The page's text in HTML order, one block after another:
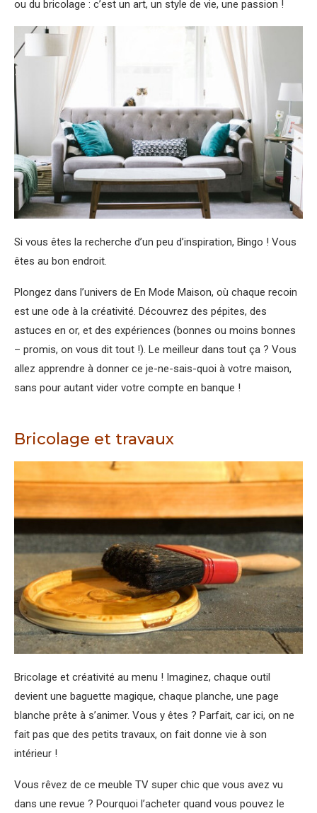
ou du bricolage : c’est un art, un style de vie, une passion !
Si vous êtes la recherche d’un peu d’inspiration, Bingo ! Vous
êtes au bon endroit.
Plongez dans l’univers de En Mode Maison, où chaque recoin
est une ode à la créativité. Découvrez des pépites, des
astuces en or, et des expériences (bonnes ou moins bonnes
– promis, on vous dit tout !). Le meilleur dans tout ça ? Vous
allez apprendre à donner ce je-ne-sais-quoi à votre maison,
sans pour autant vider votre compte en banque !
Bricolage et travaux
Bricolage et créativité au menu ! Imaginez, chaque outil
devient une baguette magique, chaque planche, une page
blanche prête à s’animer. Vous y êtes ? Parfait, car ici, on ne
fait pas que des petits travaux, on fait donne vie à son
intérieur !
Vous rêvez de ce meuble TV super chic que vous avez vu
dans une revue ? Pourquoi l’acheter quand vous pouvez le